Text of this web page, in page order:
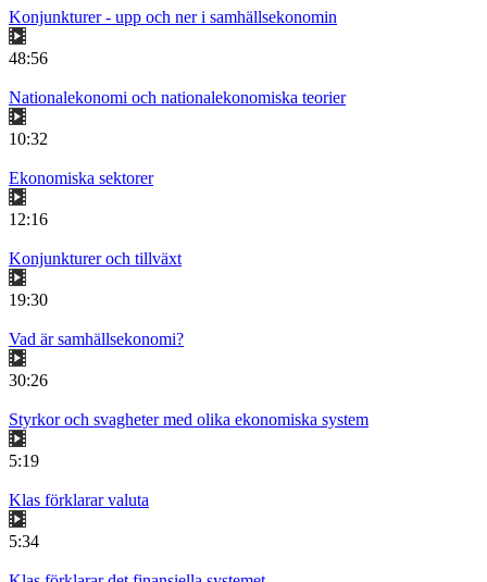
Konjunkturer - upp och ner i samhällsekonomin
48:56
Nationalekonomi och nationalekonomiska teorier
10:32
Ekonomiska sektorer
12:16
Konjunkturer och tillväxt
19:30
Vad är samhällsekonomi?
30:26
Styrkor och svagheter med olika ekonomiska system
5:19
Klas förklarar valuta
5:34